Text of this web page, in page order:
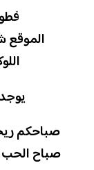
الموقع
صباحكم
صباح